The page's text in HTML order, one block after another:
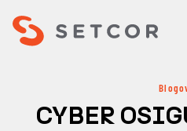
CYBER